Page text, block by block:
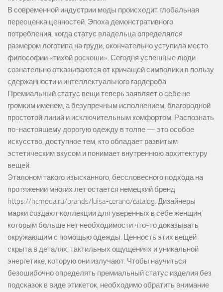
В современной индустрии моды происходит глобальная
переоценка ценностей. Эпоха демонстративного
потребления, когда статус владельца определялся
размером логотипа на груди, окончательно уступила место
философии «тихой роскоши». Сегодня успешные люди
сознательно отказываются от кричащей символики в пользу
сдержанности и интеллектуального гардероба.
Премиальный статус вещи теперь заявляет о себе не
громким именем, а безупречным исполнением, благородной
простотой линий и исключительным комфортом. Распознать
по-настоящему дорогую одежду в толпе — это особое
искусство, доступное тем, кто обладает развитым
эстетическим вкусом и понимает внутреннюю архитектуру
вещей.
Эталоном такого изысканного, бессловесного подхода на
протяжении многих лет остается немецкий бренд
https://hcmoda.ru/brands/luisa-cerano/catalog. Дизайнеры
марки создают коллекции для уверенных в себе женщин,
которым больше нет необходимости что-то доказывать
окружающим с помощью одежды. Ценность этих вещей
скрыта в деталях, тактильных ощущениях и уникальной
энергетике, которую они излучают. Чтобы научиться
безошибочно определять премиальный статус изделия без
подсказок в виде этикеток, необходимо обратить внимание